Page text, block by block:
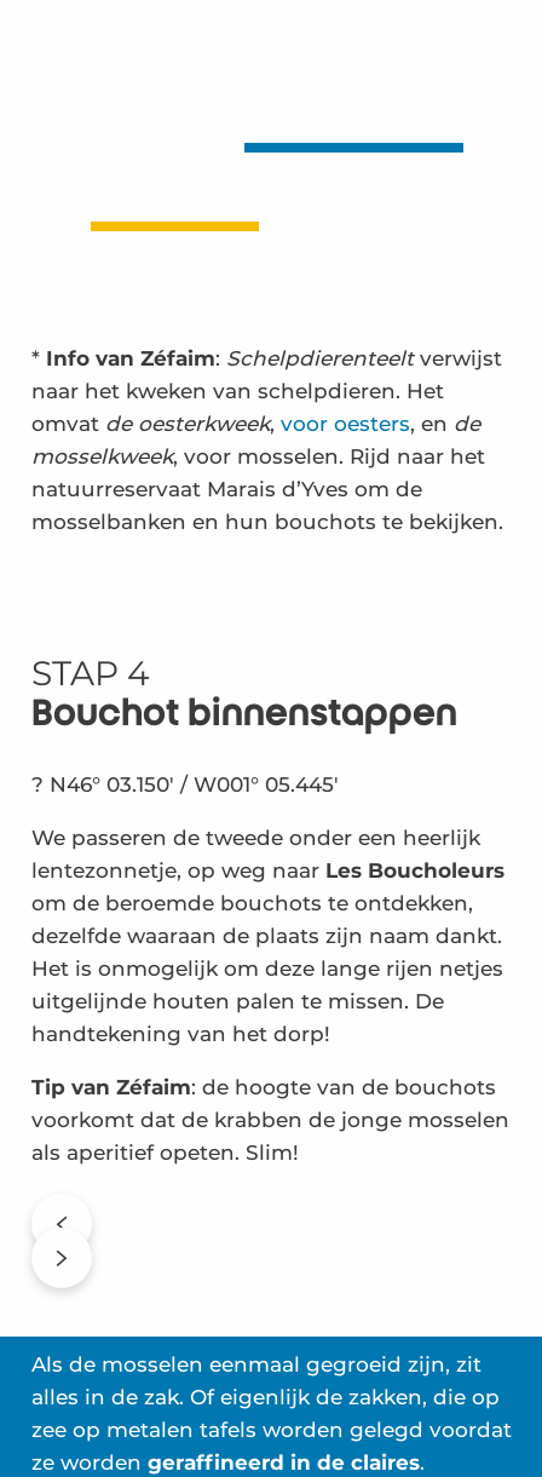
* Info van Zéfaim: Schelpdierenteeltverwijst
naar het kweken van schelpdieren. Het
omvat de oesterkweek, voor oesters, en de
mosselkweek, voor mosselen. Rijd naar het
natuurreservaat Marais d’Yves om de
mosselbanken en hun bouchots te bekijken.
STAP 4
Bouchot binnenstappen
? N46° 03.150′ / W001° 05.445′
We passeren de tweede onder een heerlijk
lentezonnetje, op weg naar Les Boucholeurs
om de beroemde bouchots te ontdekken,
dezelfde waaraan de plaats zijn naam dankt.
Het is onmogelijk om deze lange rijen netjes
uitgelijnde houten palen te missen. De
handtekening van het dorp!
Tip van Zéfaim: de hoogte van de bouchots
voorkomt dat de krabben de jonge mosselen
als aperitief opeten. Slim!
Als de mosselen eenmaal gegroeid zijn, zit
alles in de zak. Of eigenlijk de zakken, die op
zee op metalen tafels worden gelegd voordat
ze worden geraffineerd in de claires.